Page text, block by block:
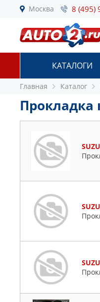
Москва 8 (495)
КАТАЛОГИ
Главная Каталог
Прокладка